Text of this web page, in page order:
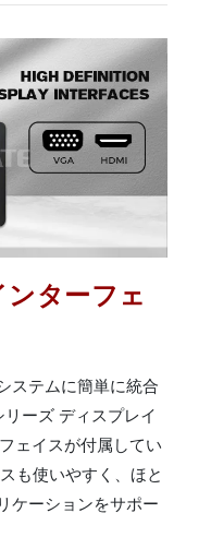
ターフェ
ステムに簡単に統合
ーズ ディスプレイ
ェイスが付属してい
も使いやすく、ほと
ケーションをサポー